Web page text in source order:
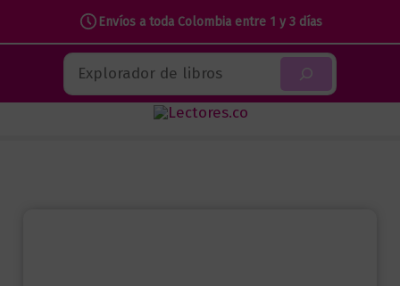
Envíos a toda Colombia entre 1 y 3 días
contenido
Buscar